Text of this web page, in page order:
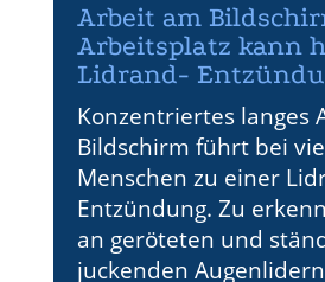
Arbeit am
Arbeitsplatz kann
Lidrand-
Konzentriertes langes
Bildschirm führt bei
Menschen zu einer
Entzündung. Zu
an geröteten und
juckenden